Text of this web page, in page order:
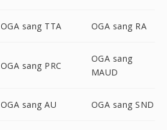
OGA sang TTA OGA sang RA
OGA sang PRC
OGA sang
MAUD
OGA sang AU OGA sang SND